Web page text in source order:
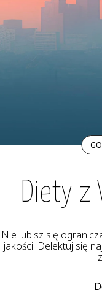
Diety z
Nie lubisz się
jakości. Delektuj się